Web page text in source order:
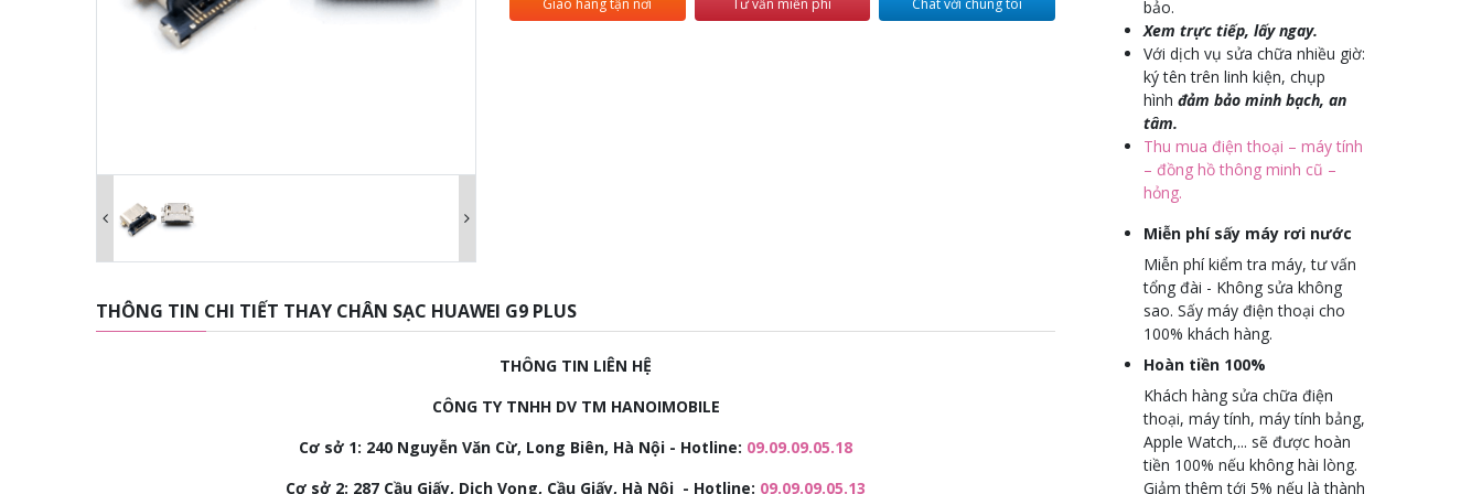
THÔNG TIN CHI TIẾT THAY CHÂN SẠC HUAWEI G9 PLUS
THÔNG TIN LIÊN HỆ
CÔNG TY TNHH DV TM HANOIMOBILE
Cơ sở 1: 240 Nguyễn Văn Cừ, Long Biên, Hà Nội - Hotline: 09.09.09.05.18
Cơ sở 2: 287 Cầu Giấy, Dịch Vọng, Cầu Giấy, Hà Nội - Hotline: 09.09.09.05.13
bảo.
Xem trực tiếp, lấy ngay.
Với dịch vụ sửa chữa nhiều giờ:
ký tên trên linh kiện, chụp
hình đảm bảo minh bạch, an
tâm.
Thu mua điện thoại – máy tính
– đồng hồ thông minh cũ –
hỏng.
Miễn phí sấy máy rơi nước
Miễn phí kiểm tra máy, tư vấn
tổng đài - Không sửa không
sao. Sấy máy điện thoại cho
100% khách hàng.
Hoàn tiền 100%
Khách hàng sửa chữa điện
thoại, máy tính, máy tính bảng,
Apple Watch,... sẽ được hoàn
tiền 100% nếu không hài lòng.
Giảm thêm tới 5% nếu là thành